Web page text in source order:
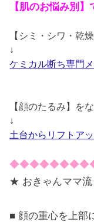
【肌のお悩み別】
【シミ・シワ・乾
↓
ケミカル断ち専門
【顔のたるみ】を
↓
土台からリフトア
★ おきゃんママ流
■ 顔の重心を上部